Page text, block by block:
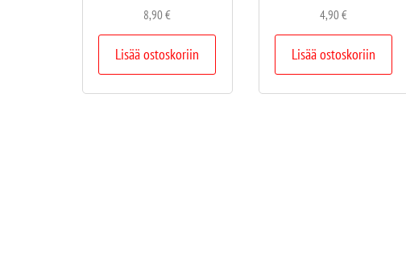
8,90€
Lisää ostoskoriin
4,90€
Lisää ostoskoriin